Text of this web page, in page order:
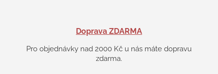
Doprava ZDARMA
Pro objednávky nad 2000 Kč u nás máte dopravu
zdarma.